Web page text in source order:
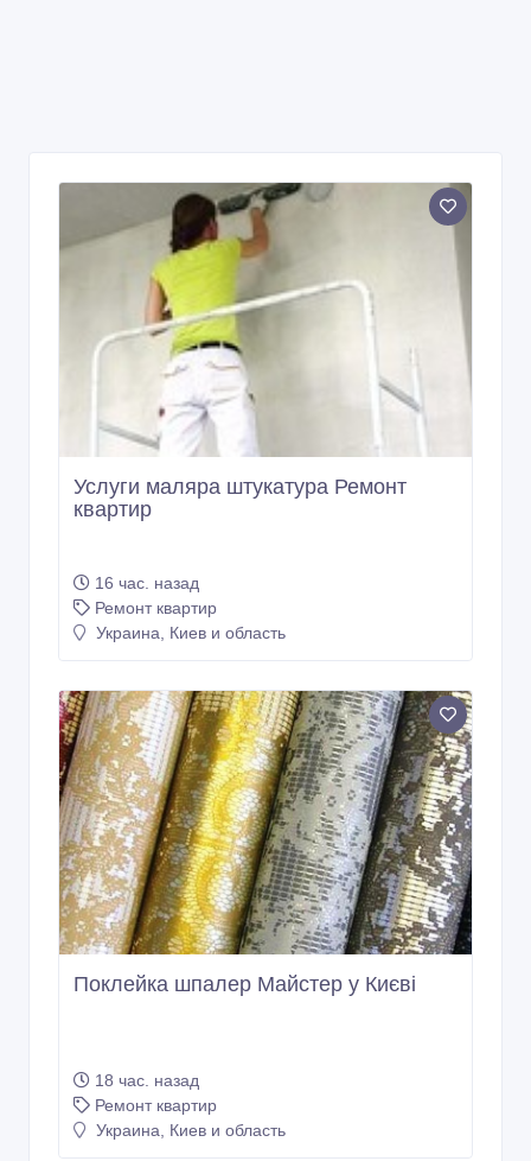
Услуги маляра штукатура Ремонт
квартир
16 час. назад
Ремонт квартир
Украина, Киев и область
Поклейка шпалер Майстер у Києві
18 час. назад
Ремонт квартир
Украина, Киев и область